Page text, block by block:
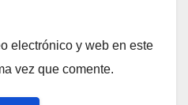
electrónico y web en este
vez que comente.